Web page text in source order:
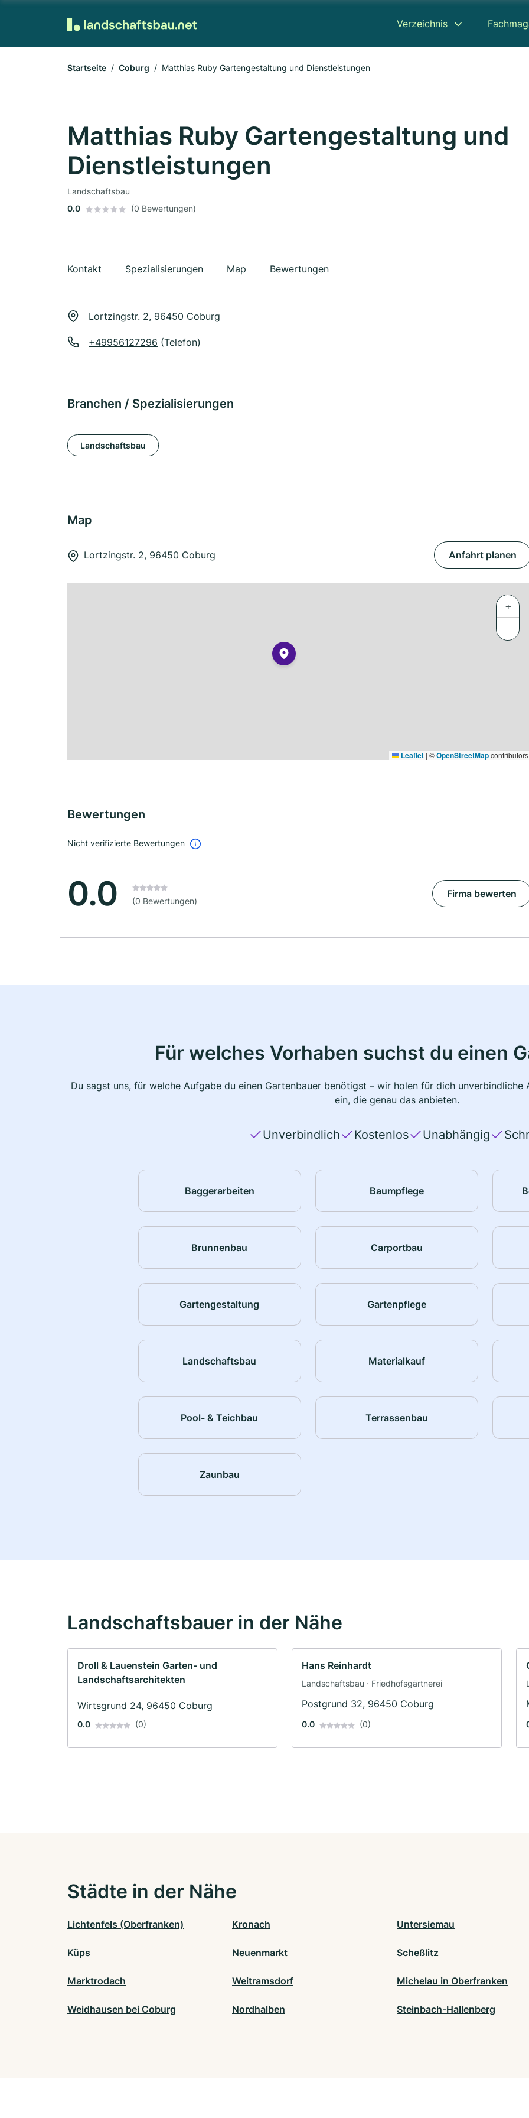
Verzeichnis
Startseite Coburg Matthias Ruby Gartengestaltung und Dienstleistungen
Matthias Ruby Gartengestaltung und
Dienstleistungen
Landschaftsbau
0.0
(0 Bewertungen)
Kontakt Spezialisierungen Map Bewertungen
Lortzingstr. 2, 96450 Coburg
+49956127296 (Telefon)
Branchen / Spezialisierungen
Landschaftsbau
Map
Lortzingstr. 2, 96450 Coburg Anfahrt planen
+
−
Leaflet | ©OpenStreetMapcontributors
Bewertungen
Nicht verifizierte Bewertungen
0.0 (0 Bewertungen)
Firma bewerten
Für welches Vorhaben suchst du einen
Du sagst uns, für welche Aufgabe du einen Gartenbauer benötigst – wir holen für dich
ein, die genau das anbieten.
Unverbindlich Kostenlos Unabhängig
Baggerarbeiten Baumpflege
Brunnenbau Carportbau
Gartengestaltung Gartenpflege
Landschaftsbau Materialkauf
Pool- & Teichbau Terrassenbau
Zaunbau
Landschaftsbauer in der Nähe
Droll & Lauenstein Garten- und
Landschaftsarchitekten
Wirtsgrund 24, 96450 Coburg
0.0 (0)
Hans Reinhardt
Landschaftsbau · Friedhofsgärtnerei
Postgrund 32, 96450 Coburg
0.0 (0)
Städte in der Nähe
Lichtenfels (Oberfranken) Kronach Untersiemau
Küps Neuenmarkt Scheßlitz
Marktrodach Weitramsdorf Michelau in Oberfranken
Weidhausen bei Coburg Nordhalben Steinbach-Hallenberg